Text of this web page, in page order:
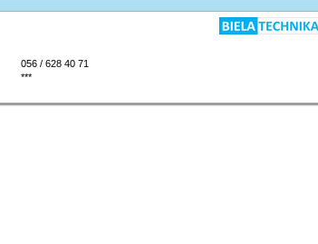
056 / 628 40 71
***